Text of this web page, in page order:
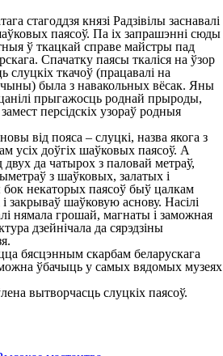
стагоддзя князі Радзівілы заснавалі
паясоў. Па іх запрашэнні сюды
ў ткацкай справе майстры пад
Спачатку паясы ткаліся на ўзор
слуцкіх ткачоў (працавалі на
была з навакольных вёсак. Яны
прыгажосць роднай прыроды,
персідскіх узораў родныя
від пояса – слуцкі, назва якога з
усіх доўгіх шаўковых паясоў. А
да чатырох з паловай метраў,
з шаўковых, залатых і
некаторых паясоў быў цалкам
закрываў шаўковую аснову. Насілі
нямала грошай, магнаты і заможная
дзейнічала да сярэдзіны
бясцэнным скарбам беларускага
ўбачыць у самых вядомых музеях
вытворчасць слуцкіх паясоў.